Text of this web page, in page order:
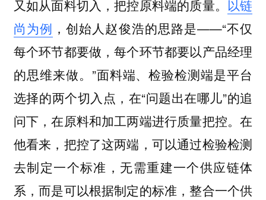
又如从面料切入，把控原料端的质量。 以链
尚为例 ，创始人赵俊浩的思路是——“不仅
每个环节都要做，每个环节都要以产品经理
的思维来做。”面料端、检验检测端是平台
选择的两个切入点，在“问题出在哪儿”的追
问下，在原料和加工两端进行质量把控。在
他看来，把控了这两端，可以通过检验检测
去制定一个标准，无需重建一个供应链体
系，而是可以根据制定的标准，整合一个供